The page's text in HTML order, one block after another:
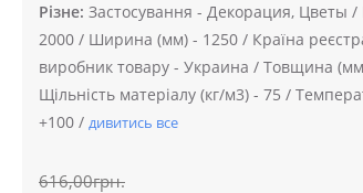
Різне: Застосування - Декорация, Цветы /
2000 / Ширина (мм) - 1250 / Країна
виробник товару - Украина / Товщина
Щільність матеріалу (кг/м3) - 75 /
+100 / дивитись все
616,00грн.